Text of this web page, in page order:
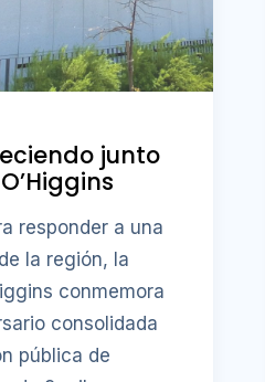
junto
responder a una
la región, la
conmemora
consolidada
pública de